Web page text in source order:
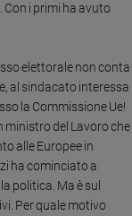
Con i primi ha avuto
elettorale non conta
al sindacato interessa
la Commissione Ue!
ministro del Lavoro che
alle Europee in
ha cominciato a
politica. Ma è sul
Per quale motivo